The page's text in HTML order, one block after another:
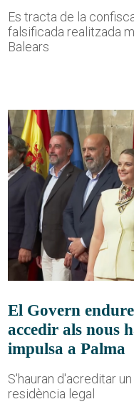
Es tracta de la
falsificada realitzada
Balears
El Govern
accedir als nous
impulsa a Palma
S'hauran d'acreditar
residència legal